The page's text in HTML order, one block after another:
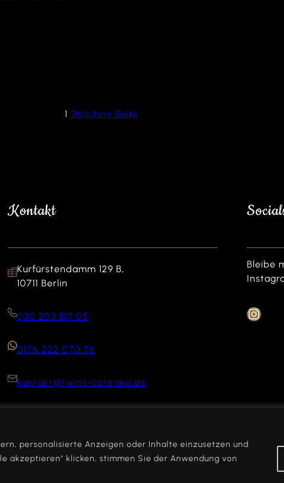
personalisierte Anzeigen oder Inhalte einzusetzen und
akzeptieren" klicken, stimmen Sie der Anwendung von
1 2Nächste Seite
Kontakt
Kurfürstendamm 129 B,
10711 Berlin
030 203 187 05
0176 222 070 56
kontakt@twins-catering.de
Bleibe